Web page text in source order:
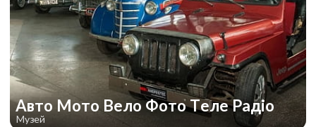
Авто Мото Вело Фото Теле Радіо
Музей